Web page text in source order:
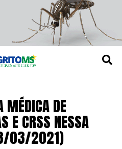
MÉDICA DE
E CRSS NESSA
03/2021)